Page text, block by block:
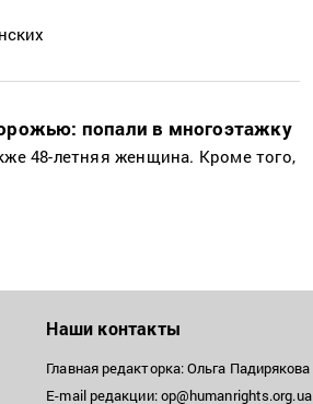
попали в многоэтажку
48-летняя женщина. Кроме того,
Наши контакты
Главная редакторка: Ольга Падирякова
E-mail редакции: op@humanrights.org.ua